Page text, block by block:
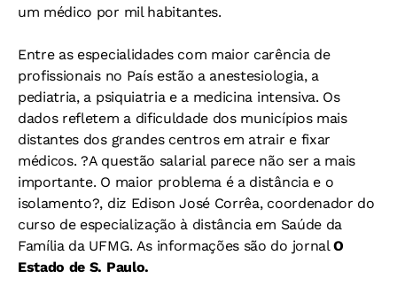
um médico por mil habitantes.
Entre as especialidades com maior carência de
profissionais no País estão a anestesiologia, a
pediatria, a psiquiatria e a medicina intensiva. Os
dados refletem a dificuldade dos municípios mais
distantes dos grandes centros em atrair e fixar
médicos. ?A questão salarial parece não ser a mais
importante. O maior problema é a distância e o
isolamento?, diz Edison José Corrêa, coordenador do
curso de especialização à distância em Saúde da
Família da UFMG. As informações são do jornalO
Estado de S. Paulo.